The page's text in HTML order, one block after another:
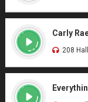
Carly
208